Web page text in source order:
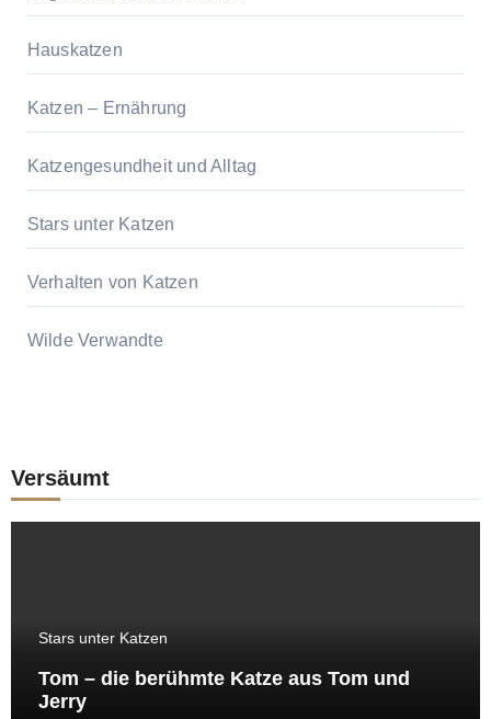
Hauskatzen
Katzen – Ernährung
Katzengesundheit und Alltag
Stars unter Katzen
Verhalten von Katzen
Wilde Verwandte
Versäumt
Stars unter Katzen
Tom – die berühmte Katze aus Tom und
Jerry